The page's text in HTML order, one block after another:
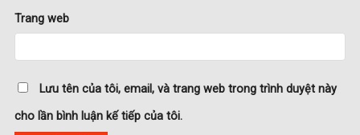
Trang web
Lưu tên của tôi, email, và trang web trong trình duyệt này
cho lần bình luận kế tiếp của tôi.